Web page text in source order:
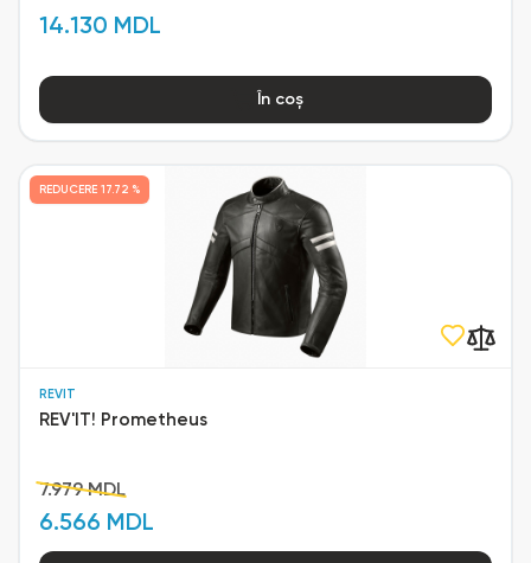
14.130 MDL
În coș
REVIT
REV'IT! Prometheus
7.979 MDL
6.566 MDL
REDUCERE 17.72 %